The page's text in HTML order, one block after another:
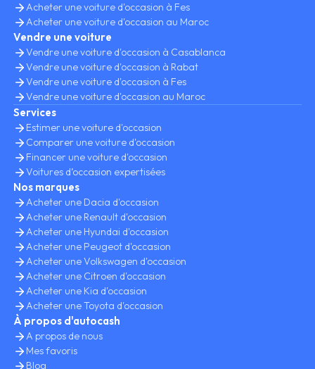
Acheter une voiture d'occasion à Fes
Acheter une voiture d'occasion au Maroc
Vendre une voiture
Vendre une voiture d'occasion à Casablanca
Vendre une voiture d'occasion à Rabat
Vendre une voiture d'occasion à Fes
Vendre une voiture d'occasion au Maroc
Services
Estimer une voiture d'occasion
Comparer une voiture d'occasion
Financer une voiture d'occasion
Voitures d’occasion expertisées
Nos marques
Acheter une Dacia d'occasion
Acheter une Renault d'occasion
Acheter une Hyundai d'occasion
Acheter une Peugeot d'occasion
Acheter une Volkswagen d'occasion
Acheter une Citroen d'occasion
Acheter une Kia d'occasion
Acheter une Toyota d'occasion
À propos d'autocash
A propos de nous
Mes favoris
Blog